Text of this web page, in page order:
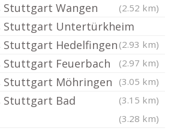
Stuttgart Wangen (2.52 km)
Stuttgart Untertürkheim
(2.93 km)
Stuttgart Hedelfingen
(2.97 km)
Stuttgart Feuerbach
(3.05 km)
Stuttgart Möhringen
(3.15 km)
Stuttgart Bad
(3.28 km)